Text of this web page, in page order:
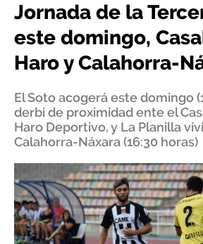
Jornada de la
este domingo,
Haro y Calahorra-
El Soto acogerá este domingo
derbi de proximidad ente el
Haro Deportivo, y La Planilla
Calahorra-Náxara (16:30 horas)